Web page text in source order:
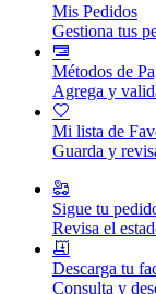
Mis Pedidos
Gestiona tus
Métodos de
Agrega y
Mi lista de
Guarda y
Sigue tu
Revisa el
Descarga tu
Consulta y